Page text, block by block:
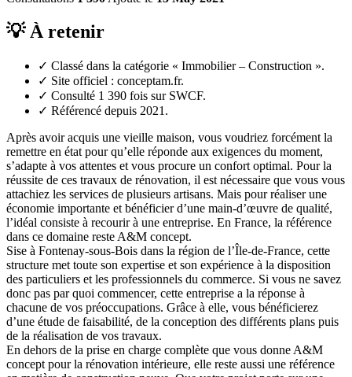
💡 À retenir
✓ Classé dans la catégorie « Immobilier – Construction ».
✓ Site officiel : conceptam.fr.
✓ Consulté 1 390 fois sur SWCF.
✓ Référencé depuis 2021.
Après avoir acquis une vieille maison, vous voudriez forcément la
remettre en état pour qu’elle réponde aux exigences du moment,
s’adapte à vos attentes et vous procure un confort optimal. Pour la
réussite de ces travaux de rénovation, il est nécessaire que vous vous
attachiez les services de plusieurs artisans. Mais pour réaliser une
économie importante et bénéficier d’une main-d’œuvre de qualité,
l’idéal consiste à recourir à une entreprise. En France, la référence
dans ce domaine reste A&M concept.
Sise à Fontenay-sous-Bois dans la région de l’Île-de-France, cette
structure met toute son expertise et son expérience à la disposition
des particuliers et les professionnels du commerce. Si vous ne savez
donc pas par quoi commencer, cette entreprise a la réponse à
chacune de vos préoccupations. Grâce à elle, vous bénéficierez
d’une étude de faisabilité, de la conception des différents plans puis
de la réalisation de vos travaux.
En dehors de la prise en charge complète que vous donne A&M
concept pour la rénovation intérieure, elle reste aussi une référence